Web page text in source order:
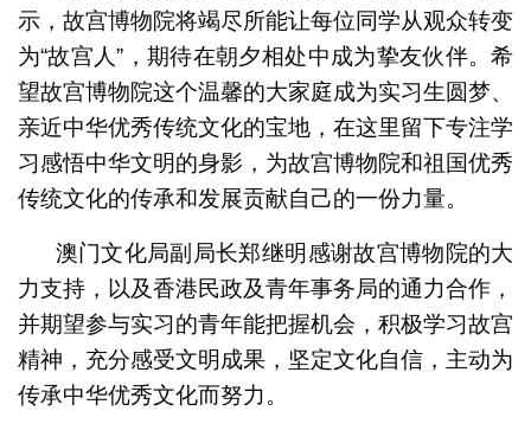
示，故宫博物院将竭尽所能让每位同学从观众转变
为“故宫人”，期待在朝夕相处中成为挚友伙伴。希
望故宫博物院这个温馨的大家庭成为实习生圆梦、
亲近中华优秀传统文化的宝地，在这里留下专注学
习感悟中华文明的身影，为故宫博物院和祖国优秀
传统文化的传承和发展贡献自己的一份力量。
澳门文化局副局长郑继明感谢故宫博物院的大
力支持，以及香港民政及青年事务局的通力合作，
并期望参与实习的青年能把握机会，积极学习故宫
精神，充分感受文明成果，坚定文化自信，主动为
传承中华优秀文化而努力。